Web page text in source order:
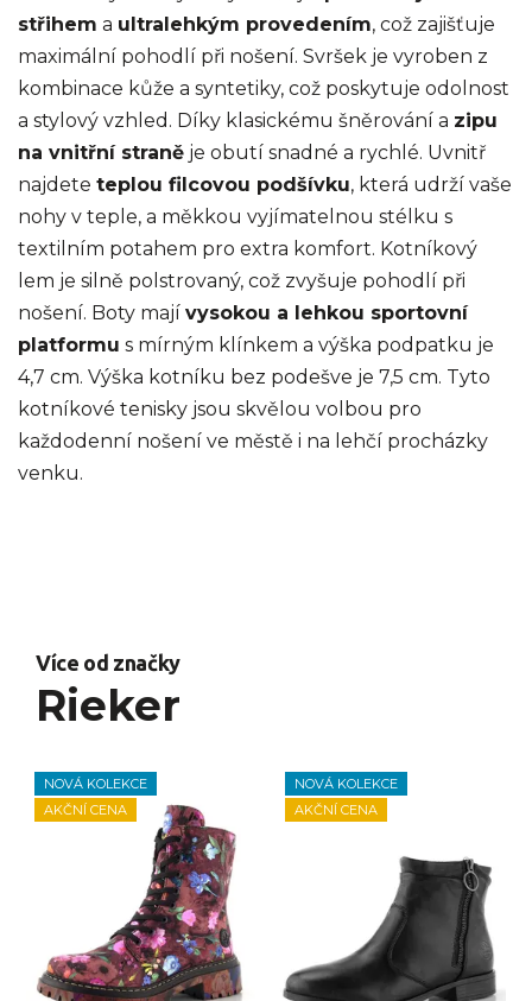
střihem a ultralehkým provedením, což zajišťuje
maximální pohodlí při nošení. Svršek je vyroben z
kombinace kůže a syntetiky, což poskytuje odolnost
a stylový vzhled. Díky klasickému šněrování a zipu
na vnitřní straně je obutí snadné a rychlé. Uvnitř
najdete teplou filcovou podšívku, která udrží vaše
nohy v teple, a měkkou vyjímatelnou stélku s
textilním potahem pro extra komfort. Kotníkový
lem je silně polstrovaný, což zvyšuje pohodlí při
nošení. Boty mají vysokou a lehkou sportovní
platformu s mírným klínkem a výška podpatku je
4,7 cm. Výška kotníku bez podešve je 7,5 cm. Tyto
kotníkové tenisky jsou skvělou volbou pro
každodenní nošení ve městě i na lehčí procházky
venku.
Více od značky
Rieker
NOVÁ KOLEKCE
AKČNÍ CENA
NOVÁ KOLEKCE
AKČNÍ CENA